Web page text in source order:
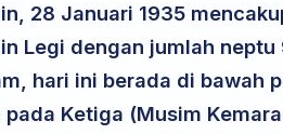
28 Januari 1935
Legi dengan jumlah
hari ini berada di bawah
Ketiga (Musim